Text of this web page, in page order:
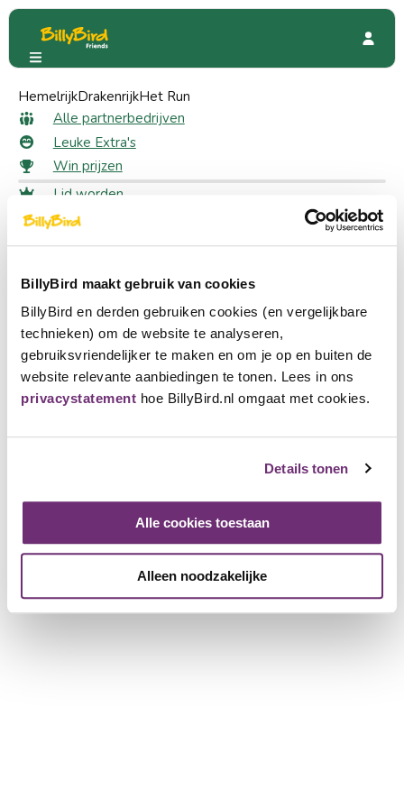
BillyBird maakt gebruik van cookies
BillyBird en derden gebruiken cookies (en vergelijkbare
technieken) om de website te analyseren,
gebruiksvriendelijker te maken en om je op en buiten de
website relevante aanbiedingen te tonen. Lees in ons
privacystatement hoe BillyBird.nl omgaat met cookies.
Details tonen
Alle cookies toestaan
Alleen noodzakelijke
HemelrijkDrakenrijkHet Run
Alle partnerbedrijven
Leuke Extra's
Win prijzen
Lid worden
Inloggen
Taal kiezen
Nederlands
English
Deutsch
Partner worden
HUP
Kortingsacties
10% korting op een overnachting
10% korting op een
overnachting als lid
Claim jouw korting
Ieder bedrijf binnen BillyBird Friends biedt zijn eigen unieke
korting aan. Meld je aan en zie hoe jij deze korting kan
verzilveren.
Aanmelden
Bij HUP Hotel combineer je ontspanning met sport en
of gewoon lekker te relaxen, hier kan het allemaal. Maak je
dag compleet met een comfortabele overnachting. Als lid
ontvang je 10% korting op een overnachting.
HUP
1427 Friends